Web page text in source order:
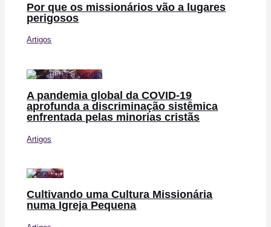
Por que os missionários vão a lugares
perigosos
Artigos
A pandemia global da COVID-19
aprofunda a discriminação sistêmica
enfrentada pelas minorias cristãs
Artigos
Cultivando uma Cultura Missionária
numa Igreja Pequena